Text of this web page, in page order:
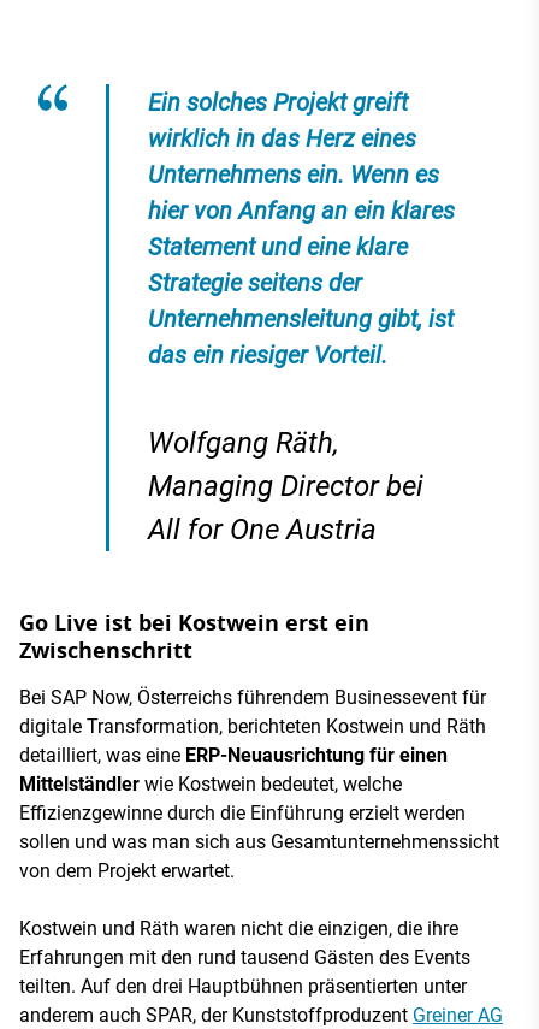
Ein solches Projekt greift
wirklich in das Herz eines
Unternehmens ein. Wenn es
hier von Anfang an ein klares
Statement und eine klare
Strategie seitens der
Unternehmensleitung gibt, ist
das ein riesiger Vorteil.
Wolfgang Räth,
Managing Director bei
All for One Austria
Go Live ist bei Kostwein erst ein
Zwischenschritt
Bei SAP Now, Österreichs führendem Businessevent für
digitale Transformation, berichteten Kostwein und Räth
detailliert, was eine ERP-Neuausrichtung für einen
Mittelständler wie Kostwein bedeutet, welche
Effizienzgewinne durch die Einführung erzielt werden
sollen und was man sich aus Gesamtunternehmenssicht
von dem Projekt erwartet.
Kostwein und Räth waren nicht die einzigen, die ihre
Erfahrungen mit den rund tausend Gästen des Events
teilten. Auf den drei Hauptbühnen präsentierten unter
anderem auch SPAR, der Kunststoffproduzent Greiner AG